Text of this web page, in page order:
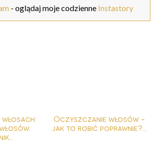
- oglądaj moje codzienne Instastory
Oczyszczanie włosów -
jak to robić poprawnie?...